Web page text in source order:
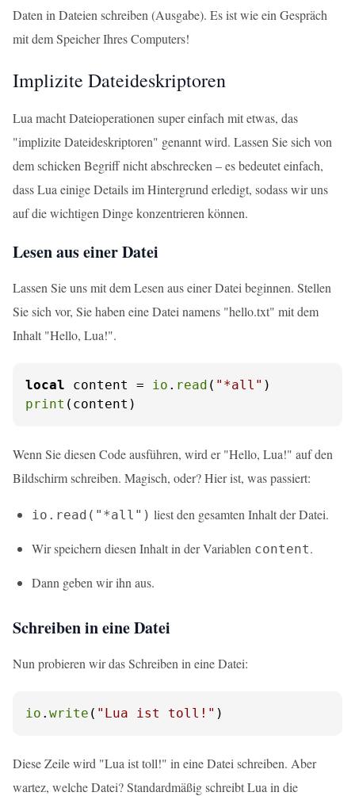
Daten in Dateien schreiben (Ausgabe). Es ist wie ein Gespräch
mit dem Speicher Ihres Computers!
Implizite Dateideskriptoren
Lua macht Dateioperationen super einfach mit etwas, das
"implizite Dateideskriptoren" genannt wird. Lassen Sie sich von
dem schicken Begriff nicht abschrecken – es bedeutet einfach,
dass Lua einige Details im Hintergrund erledigt, sodass wir uns
auf die wichtigen Dinge konzentrieren können.
Lesen aus einer Datei
Lassen Sie uns mit dem Lesen aus einer Datei beginnen. Stellen
Sie sich vor, Sie haben eine Datei namens "hello.txt" mit dem
Inhalt "Hello, Lua!".
local content = io . read ( "*all"
print (content)
Wenn Sie diesen Code ausführen, wird er "Hello, Lua!" auf den
Bildschirm schreiben. Magisch, oder? Hier ist, was passiert:
io.read("*all") liest den gesamten Inhalt der Datei.
Wir speichern diesen Inhalt in der Variablen content.
Dann geben wir ihn aus.
Schreiben in eine Datei
Nun probieren wir das Schreiben in eine Datei:
io . write ( "Lua ist toll!" )
Diese Zeile wird "Lua ist toll!" in eine Datei schreiben. Aber
wartez, welche Datei? Standardmäßig schreibt Lua in die